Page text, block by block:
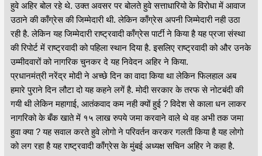
हुवे अहिर बोल रहे थे. उक्त अवसर पर बोलते हुवे सत्ताधारियो के विरोधा में आवाज
उठाने की काँग्रेस की जिम्मेदारी थी. लेकिन काँग्रेस अपनी जिम्मेदारी नही उठा
रही है. लेकिन यह जिम्मेदारी राष्ट्रवादी काँग्रेस पार्टी ने किया है यह प्रजा संस्था
की रिपोर्ट में राष्ट्रवादी को पहिला स्थान दिया है. इसलिए राष्ट्रवादी को और उनके
उम्मीदवारों को नागरिक चुनकर दे यह निवेदन अहिर ने किया.
प्रधानमंत्री नरेंद्र मोदी ने अच्छे दिन का वादा किया था लेकिन फिलहाल अब
हमारे पुराने दिन लौटा दो यह कहने लगें है. मोदी सरकार के तरफ से नोटबंदी की
गयी थी लेकिन महागाई, आतंकवाद कम नही क्यों हुई ? विदेश से काला धन लाकर
नागरिको के बँक खाते में १५ लाख रुपये जमा करवाने वाले थे वह अभी तक जमा
हुवा क्या ? यह सवाल करते हुवे लोगो ने परिवर्तन करकर गलती किया है यह लोगो
को लग रहा है यह राष्ट्रवादी काँग्रेस के मुंबई अध्यक्ष सचिन अहिर ने कहा है.